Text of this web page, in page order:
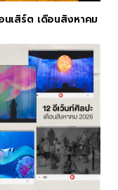
เสิร์ต เดือนสิงหาคม